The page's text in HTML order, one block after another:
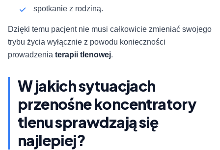
spotkanie z rodziną.
Dzięki temu pacjent nie musi całkowicie zmieniać swojego
trybu życia wyłącznie z powodu konieczności
prowadzenia terapii tlenowej.
W jakich sytuacjach
przenośne koncentratory
tlenu sprawdzają się
najlepiej?